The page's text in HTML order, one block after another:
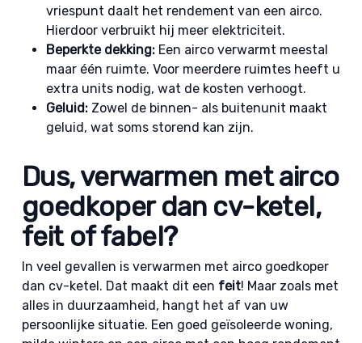
vriespunt daalt het rendement van een airco.
Hierdoor verbruikt hij meer elektriciteit.
Beperkte dekking:Een airco verwarmt meestal
maar één ruimte. Voor meerdere ruimtes heeft u
extra units nodig, wat de kosten verhoogt.
Geluid:Zowel de binnen- als buitenunit maakt
geluid, wat soms storend kan zijn.
Dus, verwarmen met airco
goedkoper dan cv-ketel,
feit of fabel?
In veel gevallen is verwarmen met airco goedkoper
dan cv-ketel. Dat maakt dit een feit! Maar zoals met
alles in duurzaamheid, hangt het af van uw
persoonlijke situatie. Een goed geïsoleerde woning,